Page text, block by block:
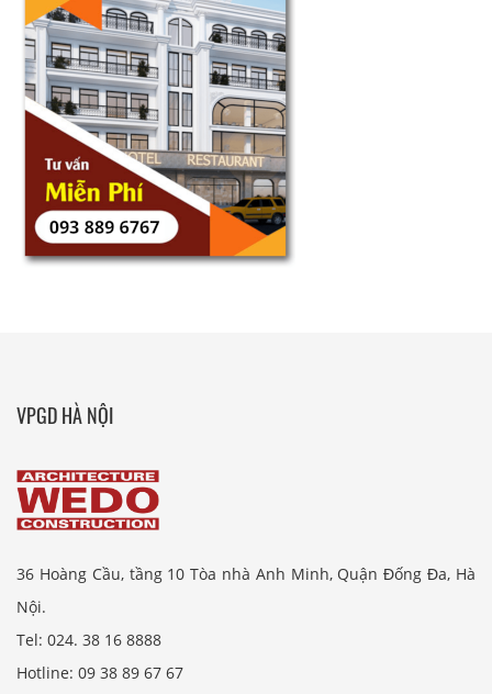
VPGD HÀ NỘI
36 Hoàng Cầu, tầng 10 Tòa nhà Anh Minh, Quận Đống Đa, Hà
Nội.
Tel: 024. 38 16 8888
Hotline: 09 38 89 67 67